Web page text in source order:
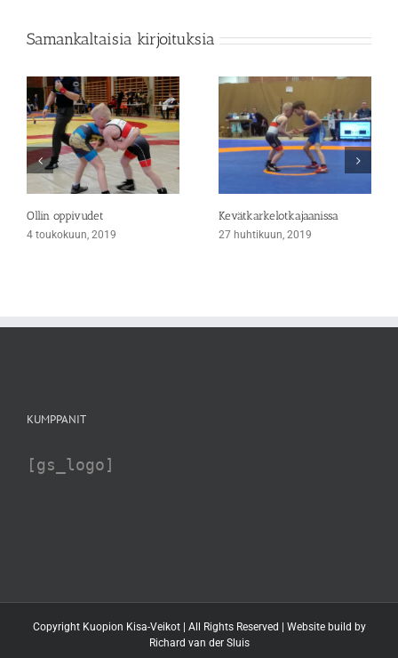
Samankaltaisia kirjoituksia
Ollin oppivudet
4 toukokuun, 2019
Kevätkarkelotkajaanissa
27 huhtikuun, 2019
KUMPPANIT
[gs_logo]
Copyright Kuopion Kisa-Veikot | All Rights Reserved | Website build by
Richard van der Sluis